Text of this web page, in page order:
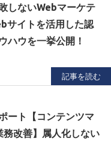
しないWebマーケテ
サイトを活用した認
ハウを一挙公開！
記事を読む
ート【コンテンツマ
務改善】属人化しない